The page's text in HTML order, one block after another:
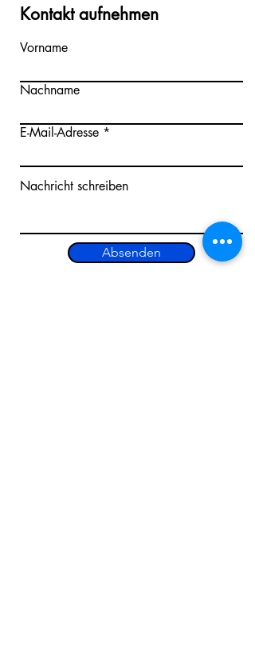
Kontakt aufnehmen
Vorname
Nachname
E-Mail-Adresse
Nachricht schreiben
Absenden